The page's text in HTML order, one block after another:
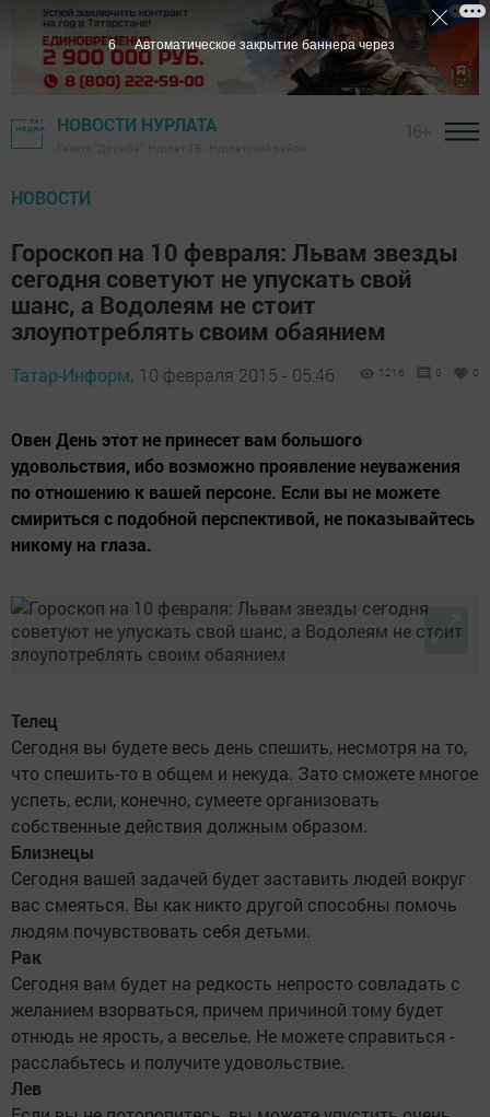
НОВОСТИ НУРЛАТА
НОВОСТИ
Гороскоп на 10 февраля: Львам звезды
сегодня советуют не упускать свой
шанс, а Водолеям не стоит
злоупотреблять своим обаянием
Татар-Информ, 10 февраля 2015 - 05:46 1216 0 0
Овен День этот не принесет вам большого
удовольствия, ибо возможно проявление неуважения
по отношению к вашей персоне. Если вы не можете
смириться с подобной перспективой, не показывайтесь
никому на глаза.
Телец
Сегодня вы будете весь день спешить, несмотря на то,
что спешить-то в общем и некуда. Зато сможете многое
успеть, если, конечно, сумеете организовать
собственные действия должным образом.
Близнецы
Сегодня вашей задачей будет заставить людей вокруг
вас смеяться. Вы как никто другой способны помочь
людям почувствовать себя детьми.
Рак
Сегодня вам будет на редкость непросто совладать с
желанием взорваться, причем причиной тому будет
отнюдь не ярость, а веселье. Не можете справиться -
расслабьтесь и получите удовольствие.
Лев
5 Автоматическое закрытие баннера через